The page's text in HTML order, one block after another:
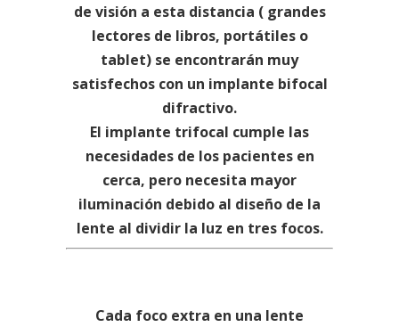
de visión a esta distancia ( grandes
lectores de libros, portátiles o
tablet) se encontrarán muy
satisfechos con un implante bifocal
difractivo.
El implante trifocal cumple las
necesidades de los pacientes en
cerca, pero necesita mayor
iluminación debido al diseño de la
lente al dividir la luz en tres focos.
Cada foco extra en una lente